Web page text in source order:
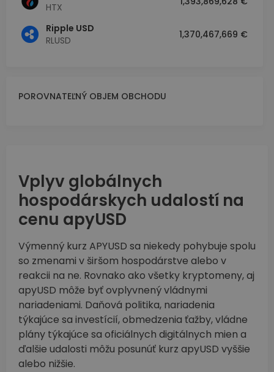
HTX
Ripple USD
RLUSD
1,370,467,669 €
POROVNATEĽNÝ OBJEM OBCHODU
Vplyv globálnych
hospodárskych udalostí na
cenu apyUSD
Výmenný kurz APYUSD sa niekedy pohybuje spolu
so zmenami v širšom hospodárstve alebo v
reakcii na ne. Rovnako ako všetky kryptomeny, aj
apyUSD môže byť ovplyvnený vládnymi
nariadeniami. Daňová politika, nariadenia
týkajúce sa investícií, obmedzenia ťažby, vládne
plány týkajúce sa oficiálnych digitálnych mien a
ďalšie udalosti môžu posunúť kurz apyUSD vyššie
alebo nižšie.